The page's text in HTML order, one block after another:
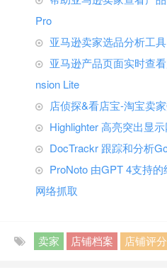
Pro
亚马逊卖家选品分析工
亚马逊产品页面实时查
nsion Lite
店侦探&看店宝-淘宝卖
Highlighter 高亮突出显
DocTrackr 跟踪和分析
ProNoto 由GPT 4支持
网络抓取
卖家 店铺档案 店铺评分